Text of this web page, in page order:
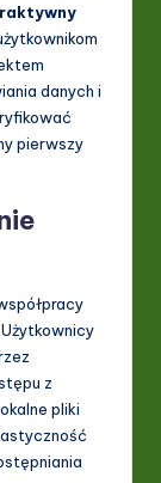
danych i
pierwszy
z
pliki